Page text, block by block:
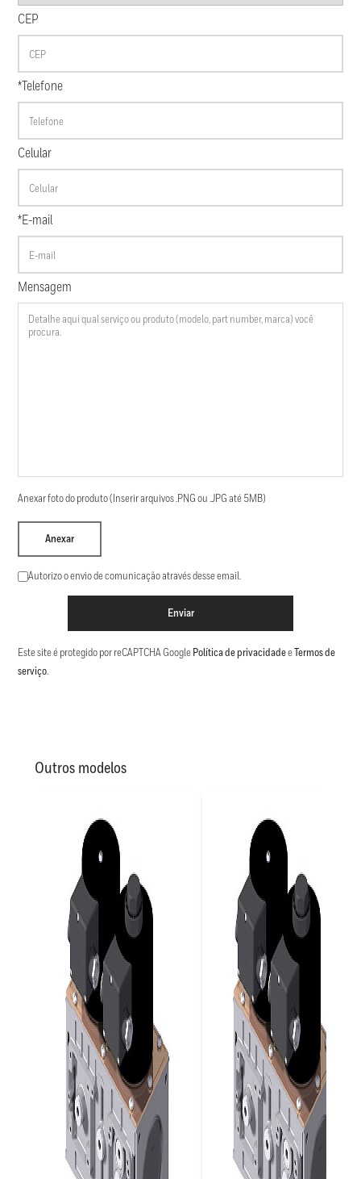
CEP
*Telefone
Celular
*E-mail
Mensagem
Anexar foto do produto (Inserir arquivos .PNG ou .JPG até 5MB)
Anexar
Autorizo o envio de comunicação através desse email.
Enviar
Este site é protegido por reCAPTCHA Google Política de privacidadee Termos de
serviço.
Outros modelos